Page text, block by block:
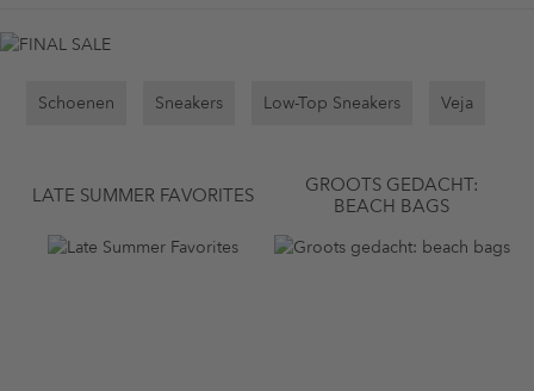
Schoenen Sneakers Low-Top Sneakers Veja
LATE SUMMER FAVORITES
GROOTS GEDACHT:
BEACH BAGS